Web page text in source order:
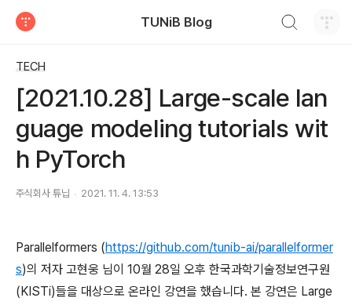
TUNiB Blog
TECH
[2021.10.28] Large-scale lan
guage modeling tutorials wit
h PyTorch
주식회사 튜닙 2021. 11. 4. 13:53
Parallelformers (https://github.com/tunib-ai/parallelformer
s)의 저자 고현웅 님이 10월 28일 오후 한국과학기술정보연구원
(KISTi)들을 대상으로 온라인 강연을 했습니다. 본 강연은 Large